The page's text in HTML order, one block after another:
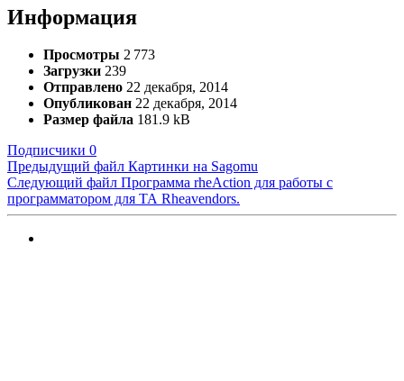
Информация
Просмотры 2 773
Загрузки 239
Отправлено 22 декабря, 2014
Опубликован 22 декабря, 2014
Размер файла 181.9 kB
Подписчики 0
Предыдущий файл Картинки на Sagomu
Следующий файл Программа rheAction для работы с
программатором для ТА Rheavendors.